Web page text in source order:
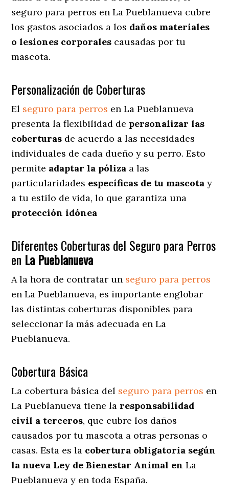
seguro para perros en La Pueblanueva cubre
los gastos asociados a los daños materiales
o lesiones corporales causadas por tu
mascota.
Personalización de Coberturas
El seguro para perros en La Pueblanueva
presenta la flexibilidad de personalizar las
coberturas de acuerdo a las necesidades
individuales de cada dueño y su perro. Esto
permite adaptar la póliza a las
particularidades específicas de tu mascota y
a tu estilo de vida, lo que garantiza una
protección idónea
Diferentes Coberturas del Seguro para Perros
en La Pueblanueva
A la hora de contratar un seguro para perros
en La Pueblanueva, es importante englobar
las distintas coberturas disponibles para
seleccionar la más adecuada en La
Pueblanueva.
Cobertura Básica
La cobertura básica del seguro para perros en
La Pueblanueva tiene la responsabilidad
civil a terceros, que cubre los daños
causados por tu mascota a otras personas o
casas. Esta es la cobertura obligatoria según
la nueva Ley de Bienestar Animal enLa
Pueblanueva y en toda España.